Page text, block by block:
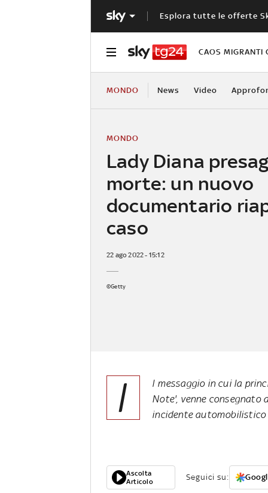
Esplora tutte le offerte
CAOS MIGRANTI
MONDO News Video
Lady Diana
morte: un nuovo
documentario
caso
MONDO
22 ago 2022 - 15:12
©Getty
I
l messaggio in cui la
Note', venne
incidente automobilistico
Ascolta
Articolo
Seguici su: